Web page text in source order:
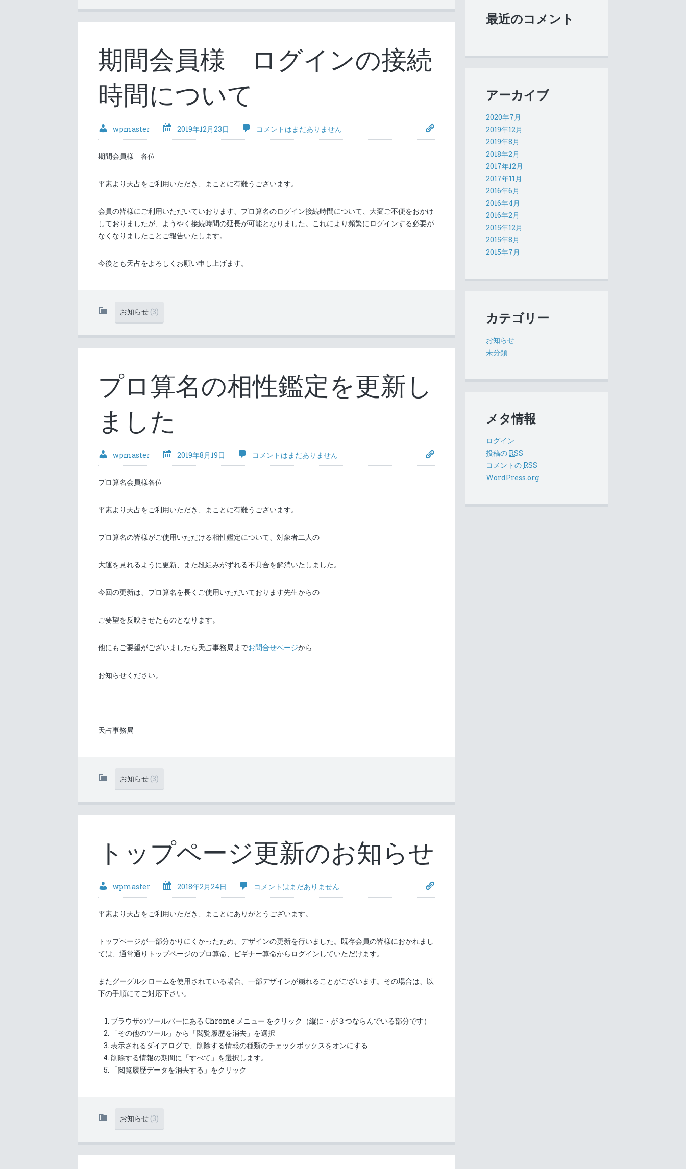
期間会員様 ログインの接続
時間について
wpmaster 2019年12月23日 コメントはまだありません
期間会員様 各位
平素より天占をご利用いただき、まことに有難うございます。
会員の皆様にご利用いただいていおります、プロ算名のログイン接続時間について、大変ご不便をおかけ
しておりましたが、ようやく接続時間の延長が可能となりました。これにより頻繁にログインする必要が
なくなりましたことご報告いたします。
今後とも天占をよろしくお願い申し上げます。
お知らせ (3)
プロ算名の相性鑑定を更新し
ました
wpmaster 2019年8月19日 コメントはまだありません
プロ算名会員様各位
平素より天占をご利用いただき、まことに有難うございます。
プロ算名の皆様がご使用いただける相性鑑定について、対象者二人の
大運を見れるように更新、また段組みがずれる不具合を解消いたしました。
今回の更新は、プロ算名を長くご使用いただいております先生からの
ご要望を反映させたものとなります。
他にもご要望がございましたら天占事務局までお問合せページから
お知らせください。
天占事務局
お知らせ (3)
トップページ更新のお知らせ
wpmaster 2018年2月24日 コメントはまだありません
平素より天占をご利用いただき、まことにありがとうございます。
トップページが一部分かりにくかったため、デザインの更新を行いました。既存会員の皆様におかれまし
ては、通常通りトップページのプロ算命、ビギナー算命からログインしていただけます。
またグーグルクロームを使用されている場合、一部デザインが崩れることがございます。その場合は、以
下の手順にてご対応下さい。
ブラウザのツールバーにある Chrome メニュー をクリック（縦に・が３つならんでいる部分です）
「その他のツール」から「閲覧履歴を消去」を選択
表示されるダイアログで、削除する情報の種類のチェックボックスをオンにする
削除する情報の期間に「すべて」を選択します。
「閲覧履歴データを消去する」をクリック
お知らせ (3)
最近のコメント
アーカイブ
2020年7月
2019年12月
2019年8月
2018年2月
2017年12月
2017年11月
2016年6月
2016年4月
2016年2月
2015年12月
2015年8月
2015年7月
カテゴリー
お知らせ
未分類
メタ情報
ログイン
投稿の RSS
コメントの RSS
WordPress.org